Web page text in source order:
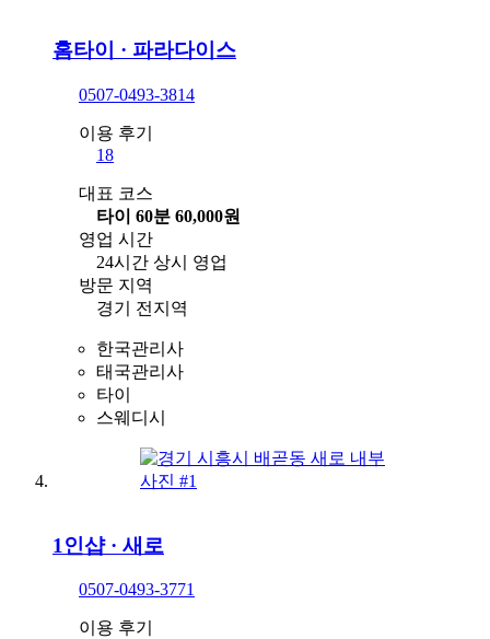
홈타이 · 파라다이스
0507-0493-3814
이용 후기
18
대표 코스
타이 60분 60,000원
영업 시간
24시간 상시 영업
방문 지역
경기 전지역
한국관리사
태국관리사
타이
스웨디시
1인샵 · 새로
0507-0493-3771
이용 후기